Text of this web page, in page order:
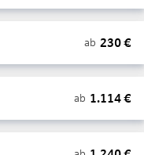
ab 230€
ab 1.114€